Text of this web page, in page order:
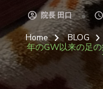
院長 田口
Home BLOG
年のGW以来の足